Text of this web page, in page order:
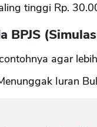
tinggi Rp.
BPJS
agar
Iuran